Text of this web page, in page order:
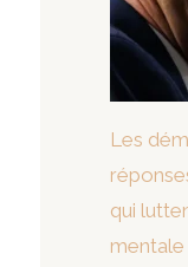
Les
qui
mentale